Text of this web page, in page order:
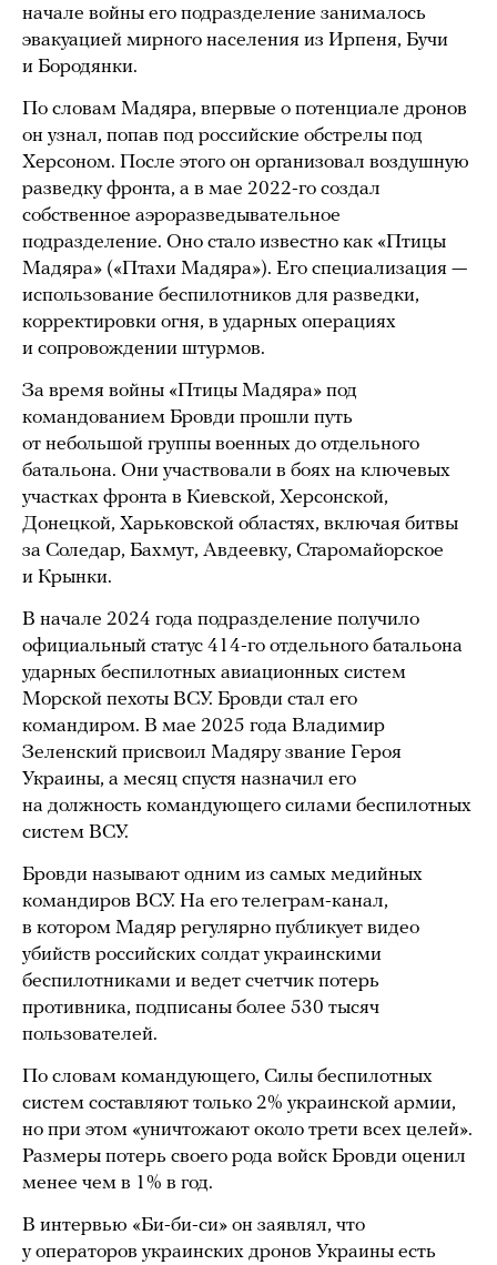
начале войны его подразделение занималось
эвакуацией мирного населения из Ирпеня, Бучи
и Бородянки.
По словам Мадяра, впервые о потенциале дронов
он узнал, попав под российские обстрелы под
Херсоном. После этого он организовал воздушную
разведку фронта, а в мае 2022-го создал
собственное аэроразведывательное
подразделение. Оно стало известно как «Птицы
Мадяра» («Птахи Мадяра»). Его специализация —
использование беспилотников для разведки,
корректировки огня, в ударных операциях
и сопровождении штурмов.
За время войны «Птицы Мадяра» под
командованием Бровди прошли путь
от небольшой группы военных до отдельного
батальона. Они участвовали в боях на ключевых
участках фронта в Киевской, Херсонской,
Донецкой, Харьковской областях, включая битвы
за Соледар, Бахмут, Авдеевку, Старомайорское
и Крынки.
В начале 2024 года подразделение получило
официальный статус 414-го отдельного батальона
ударных беспилотных авиационных систем
Морской пехоты ВСУ. Бровди стал его
командиром. В мае 2025 года Владимир
Зеленский присвоил Мадяру звание Героя
Украины, а месяц спустя назначил его
на должность командующего силами беспилотных
систем ВСУ.
Бровди называют одним из самых медийных
командиров ВСУ. На его телеграм-канал,
в котором Мадяр регулярно публикует видео
убийств российских солдат украинскими
беспилотниками и ведет счетчик потерь
противника, подписаны более 530 тысяч
пользователей.
По словам командующего, Силы беспилотных
систем составляют только 2% украинской армии,
но при этом «уничтожают около трети всех целей».
Размеры потерь своего рода войск Бровди оценил
менее чем в 1% в год.
В интервью «Би-би-си» он заявлял, что
у операторов украинских дронов Украины есть